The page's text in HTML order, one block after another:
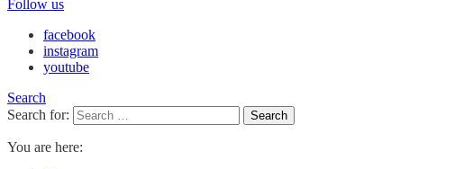
Follow us
facebook
instagram
youtube
Search
Search for:
Search
You are here: